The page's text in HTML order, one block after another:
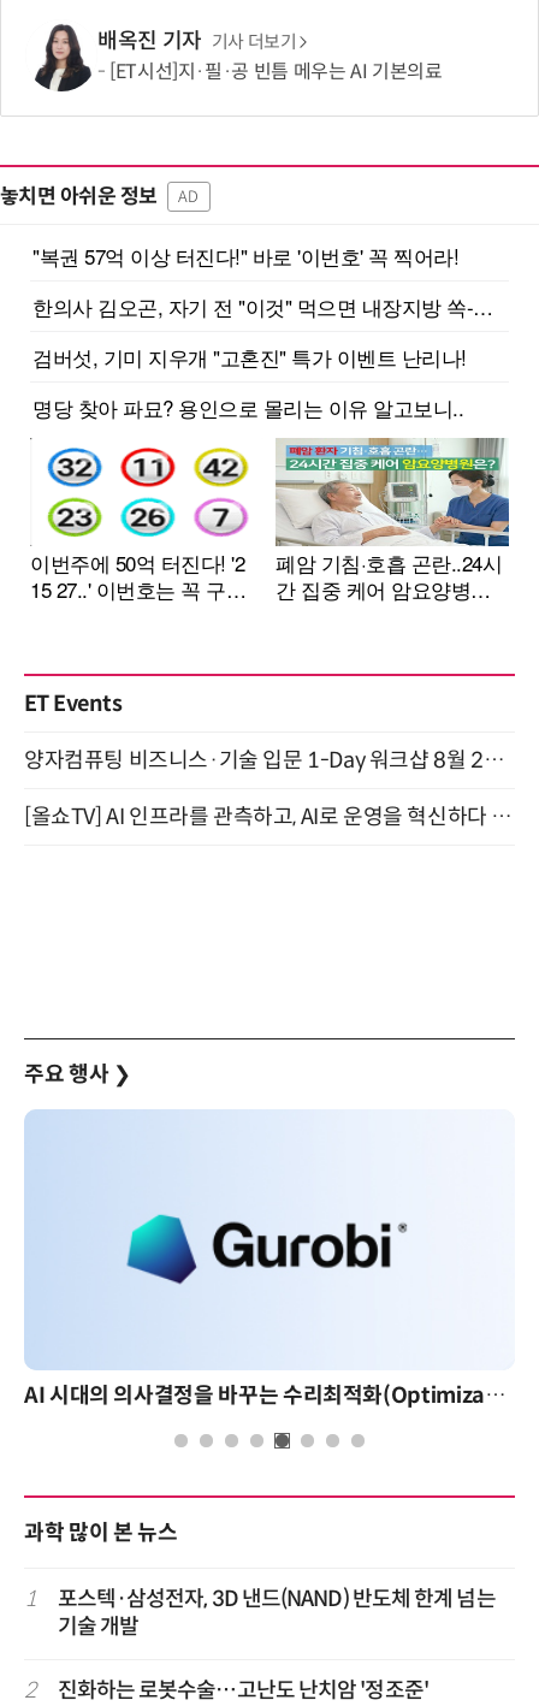
배옥진 기자 기사 더보기
[ET시선]지·필·공 빈틈 메우는 AI 기본의료
놓치면 아쉬운 정보 AD
ET Events
양자컴퓨팅 비즈니스·기술 입문 1-Day 워크샵 8월 28일 개최
[올쇼TV] AI 인프라를 관측하고, AI로 운영을 혁신하다 (8월 11일 생방송)
주요 행사 ❯
AI 시대의 의사결정을 바꾸는 수리최적화(Optimization): 실제 산업 적용 사례와 활용 전략
과학 많이 본 뉴스
1
포스텍·삼성전자, 3D 낸드(NAND) 반도체 한계 넘는
기술 개발
2 진화하는 로봇수술…고난도 난치암 '정조준'